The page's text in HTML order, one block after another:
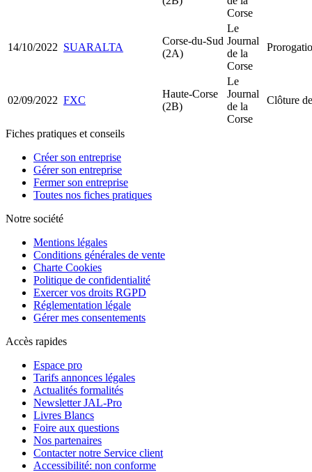
Corse
14/10/2022 SUARALTA
Corse-du-Sud
(2A)
Le
Journal
de la
Corse
02/09/2022 FXC
Haute-Corse
(2B)
Le
Journal
de la
Corse
Clôture
Fiches pratiques et conseils
Créer son entreprise
Gérer son entreprise
Fermer son entreprise
Toutes nos fiches pratiques
Notre société
Mentions légales
Conditions générales de vente
Charte Cookies
Politique de confidentialité
Exercer vos droits RGPD
Réglementation légale
Gérer mes consentements
Accès rapides
Espace pro
Tarifs annonces légales
Actualités formalités
Newsletter JAL-Pro
Livres Blancs
Foire aux questions
Nos partenaires
Contacter notre Service client
Accessibilité: non conforme